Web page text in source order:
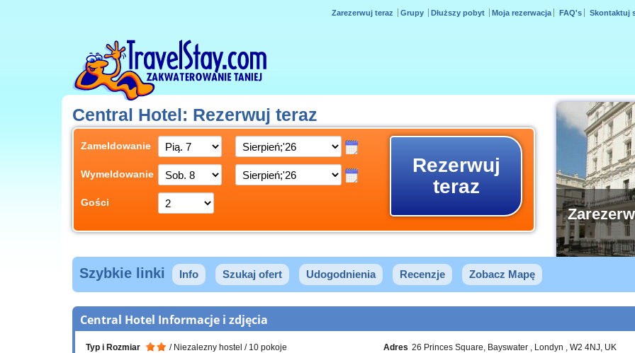
Zarezerwuj teraz Grupy Dłuższy pobyt Moja rezerwacja FAQ's Skontaktuj
Central Hotel: Rezerwuj teraz
Zameldowanie
Wymeldowanie
Gości
Rezerwuj
teraz
Szybkie linki Info Szukaj ofert Udogodnienia Recenzje Zobacz Mapę
Central Hotel Informacje i zdjęcia
Typ i Rozmiar Niezalezny hostel 10 pokoje Adres 26 Princes Square Bayswater Londyn W2 4NJ UK